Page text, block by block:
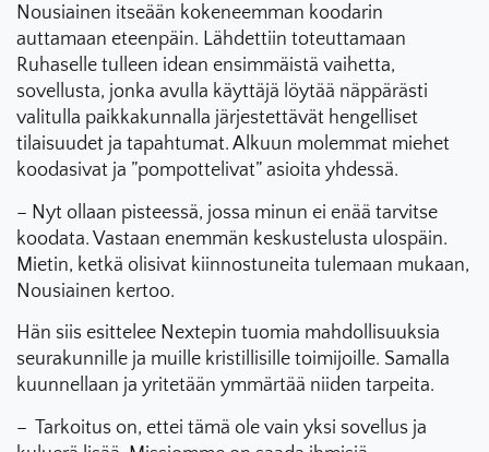
Nousiainen itseään kokeneemman koodarin
auttamaan eteenpäin. Lähdettiin toteuttamaan
Ruhaselle tulleen idean ensimmäistä vaihetta,
sovellusta, jonka avulla käyttäjä löytää näppärästi
valitulla paikkakunnalla järjestettävät hengelliset
tilaisuudet ja tapahtumat. Alkuun molemmat miehet
koodasivat ja ”pompottelivat” asioita yhdessä.
– Nyt ollaan pisteessä, jossa minun ei enää tarvitse
koodata. Vastaan enemmän keskustelusta ulospäin.
Mietin, ketkä olisivat kiinnostuneita tulemaan mukaan,
Nousiainen kertoo.
Hän siis esittelee Nextepin tuomia mahdollisuuksia
seurakunnille ja muille kristillisille toimijoille. Samalla
kuunnellaan ja yritetään ymmärtää niiden tarpeita.
– Tarkoitus on, ettei tämä ole vain yksi sovellus ja